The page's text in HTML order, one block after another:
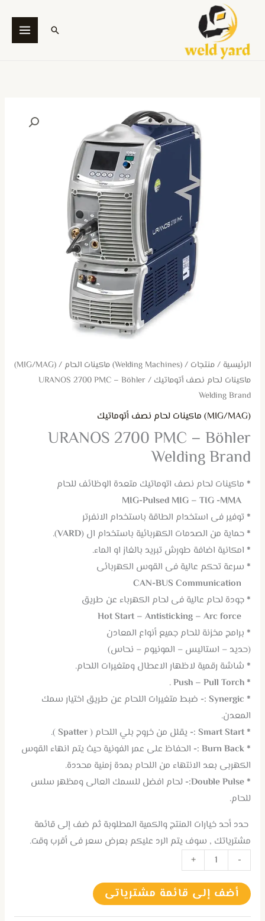
المحتوى
البحث
الرئيسية /منتجات /(Welding Machines) ماكينات الحام /
(MIG/MAG)
ماكينات لحام نصف أتوماتيك
/ URANOS 2700 PMC – Böhler
Welding Brand
(MIG/MAG) ماكينات لحام نصف أتوماتيك
URANOS 2700 PMC – Böhler
Welding Brand
* ماكينات لحام نصف اتوماتيك متعدة الوظائف للحام
MIG-Pulsed MIG – TIG -MMA
* توفير فى استخدام الطاقة باستخدام الانفرتر
* حماية من الصدمات الكهربائية باستخدام ال (VARD
).
* امكانية اضافة طورش تبريد بالغاز او الماء.
* سرعة تحكم عالية فى القوس الكهربائى
* جودة لحام عالية فى لحام الكهرباء عن طريق
* برامج مخزنة للحام جميع أنواع المعادن
(حديد – استاليس – المونيوم – نحاس)
* شاشة رقمية لاظهار الاعطال ومتغيرات اللحام.
*
Push – Pull Torch
.
*
Synergic :-
ضبط متغيرات اللحام عن طريق اختيار سمك
المعدن.
*
Smart Start :- يقلل من خروج بلي اللحام (Spatter
).
*
Burn Back :-
الحفاظ على عمر الفونية حيث يتم انهاء القوس
الكهربى بعد الانتهاء من اللحام بمدة زمنية محددة.
*
Double Pulse:-
لحام افضل للسمك العالى ومظهر سلس
للحام.
حدد أحد خيارات المنتج والكمية المطلوبة ثم ضف إلى قائمة
مشترياتك , سوف يتم الرد عليكم بعرض سعر فى أقرب وقت.
-
+
أضف إلى قائمة مشترياتى